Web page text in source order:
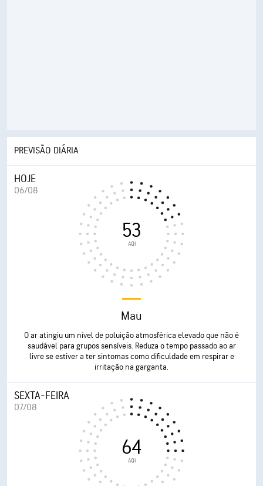
PREVISÃO DIÁRIA
HOJE
06/08
53
AQI
Mau
O ar atingiu um nível de poluição atmosférica elevado que não é
saudável para grupos sensíveis. Reduza o tempo passado ao ar
livre se estiver a ter sintomas como dificuldade em respirar e
irritação na garganta.
SEXTA-FEIRA
07/08
64
AQI